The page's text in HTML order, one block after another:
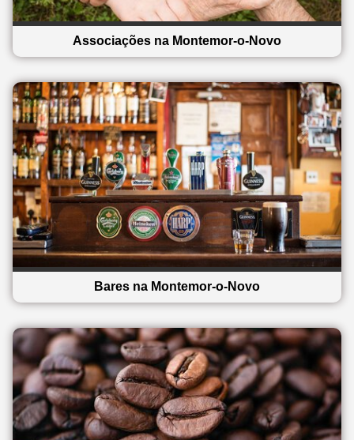
Associações na Montemor-o-Novo
Bares na Montemor-o-Novo